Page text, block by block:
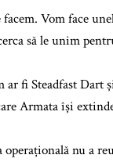
Vom face
să le unim
fi Steadfast Dart
Armata își
nu a